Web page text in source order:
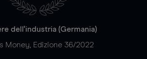
dell'industria (Germania)
Money, Edizione 36/2022